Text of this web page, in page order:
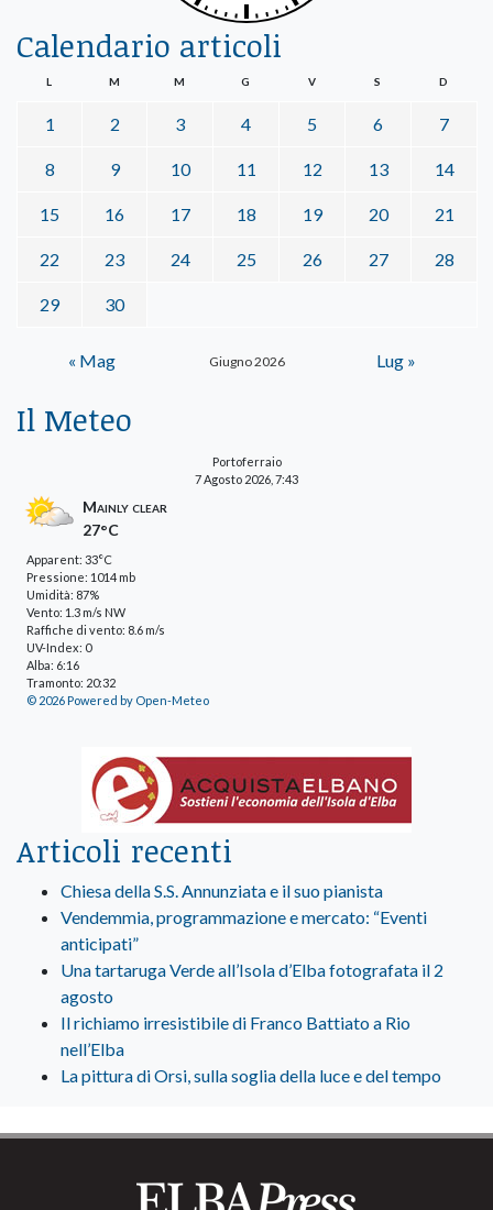
Calendario articoli
Giugno 2026
L M M G V S D
1 2 3 4 5 6 7
8 9 10 11 12 13 14
15 16 17 18 19 20 21
22 23 24 25 26 27 28
29 30
« Mag Lug »
Il Meteo
Portoferraio
7 Agosto 2026, 7:43
Mainly clear
27°C
Apparent: 33°C
Pressione: 1014 mb
Umidità: 87%
Vento: 1.3 m/s NW
Raffiche di vento: 8.6 m/s
UV-Index: 0
Alba: 6:16
Tramonto: 20:32
© 2026 Powered by Open-Meteo
Articoli recenti
Chiesa della S.S. Annunziata e il suo pianista
Vendemmia, programmazione e mercato: “Eventi
anticipati”
Una tartaruga Verde all’Isola d’Elba fotografata il 2
agosto
Il richiamo irresistibile di Franco Battiato a Rio
nell’Elba
La pittura di Orsi, sulla soglia della luce e del tempo